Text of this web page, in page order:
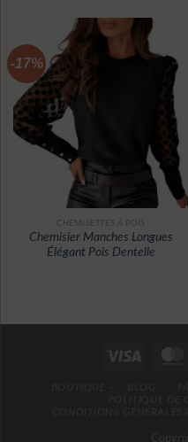
-17%
CHEMISETTES À POIS
Chemisier Manches Longues
Élégant Pois Dentelle